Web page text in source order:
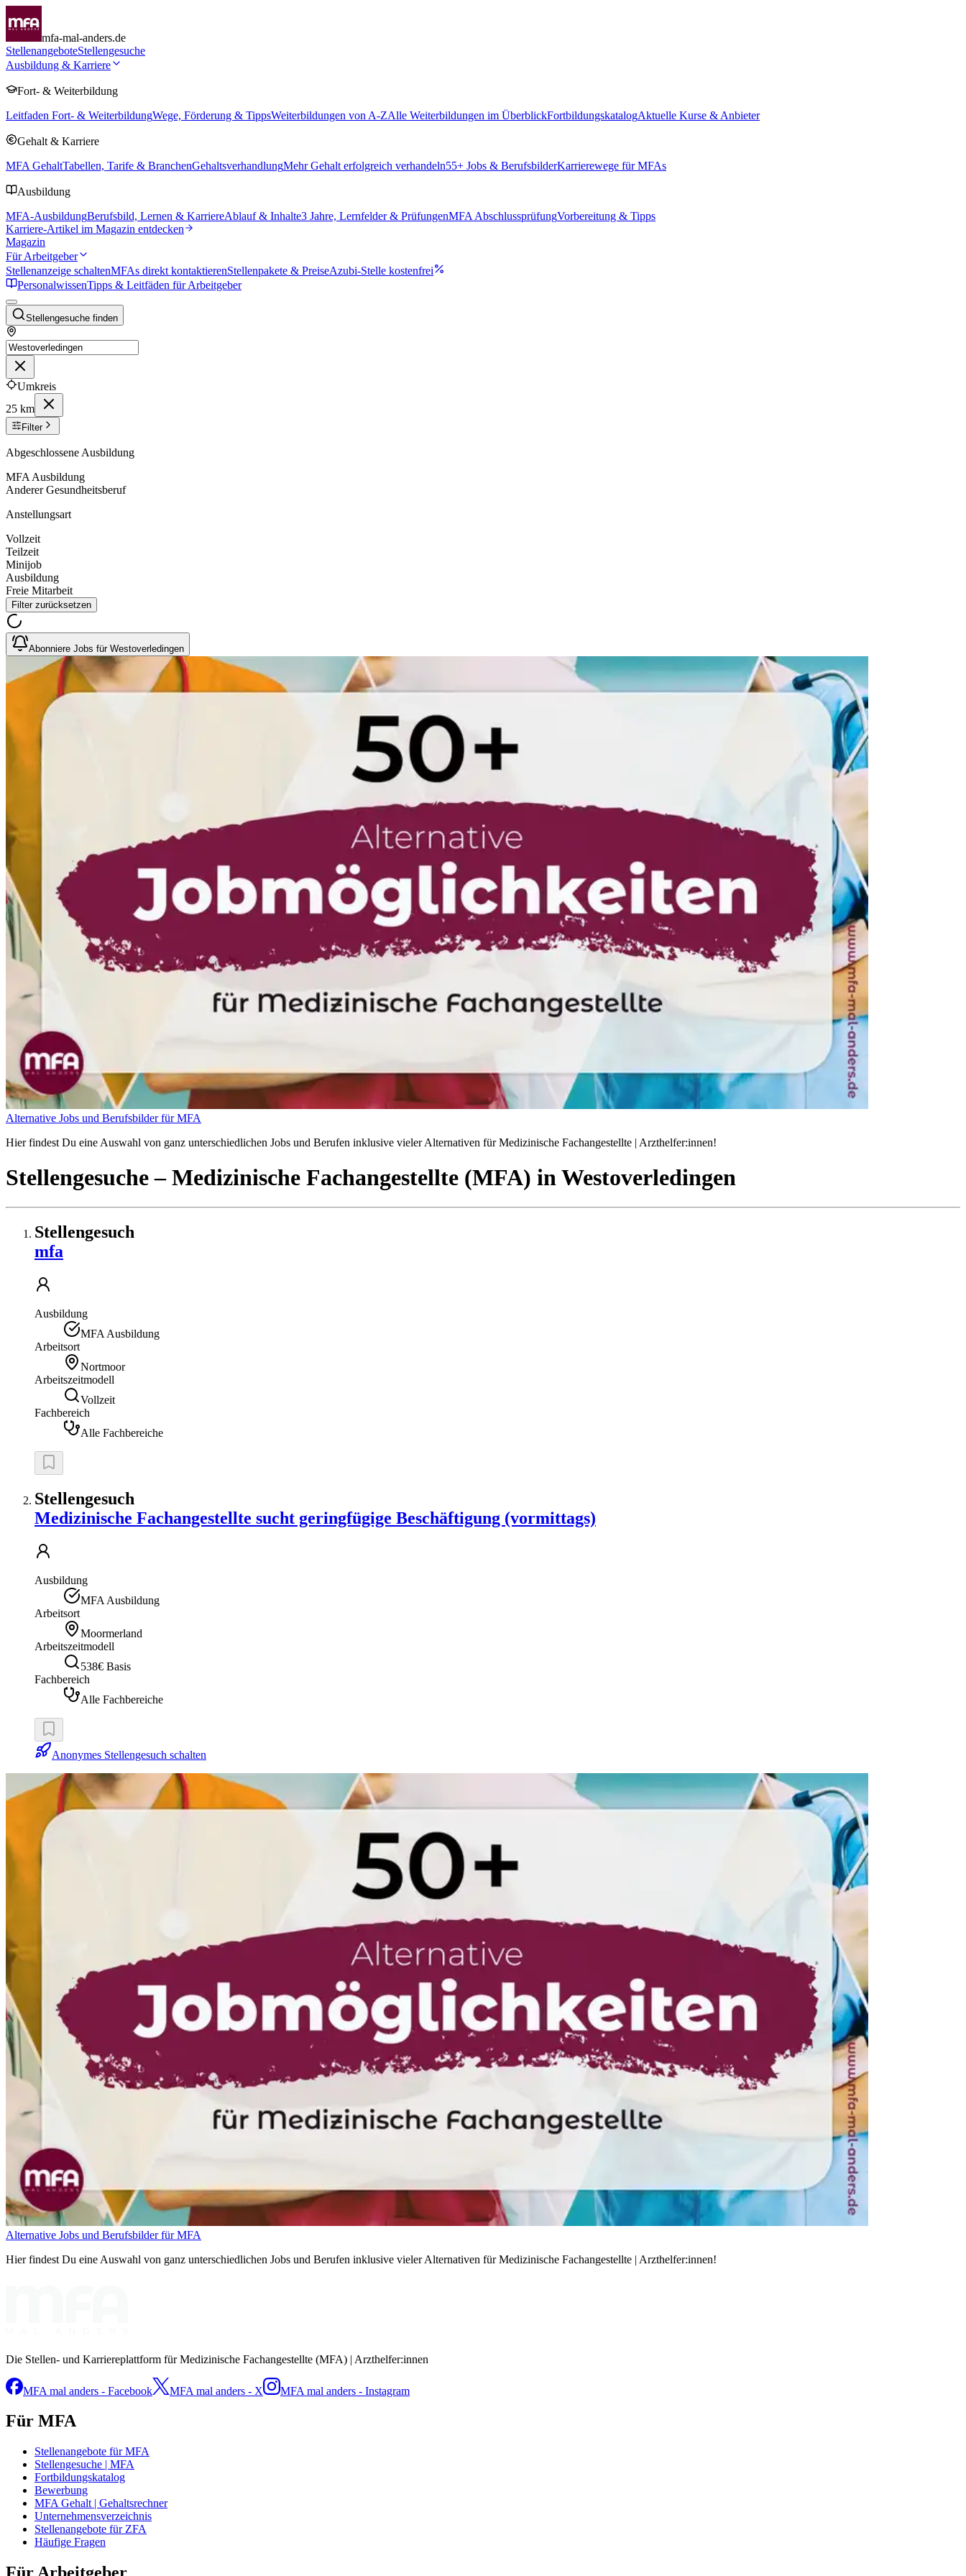
mfa-mal-anders.de
StellenangeboteStellengesuche
Ausbildung & Karriere
Fort- & Weiterbildung
Leitfaden Fort- & WeiterbildungWege, Förderung & TippsWeiterbildungen von A-ZAlle Weiterbildungen im ÜberblickFortbildungskatalogAktuelle Kurse & Anbieter
Gehalt & Karriere
MFA GehaltTabellen, Tarife & BranchenGehaltsverhandlungMehr Gehalt erfolgreich verhandeln55+ Jobs & BerufsbilderKarrierewege für MFAs
Ausbildung
MFA-AusbildungBerufsbild, Lernen & KarriereAblauf & Inhalte3 Jahre, Lernfelder & PrüfungenMFA AbschlussprüfungVorbereitung & Tipps
Karriere-Artikel im Magazin entdecken
Magazin
Für Arbeitgeber
Stellenanzeige schaltenMFAs direkt kontaktierenStellenpakete & PreiseAzubi-Stelle kostenfrei
PersonalwissenTipps & Leitfäden für Arbeitgeber
Stellengesuche finden
Umkreis
25 km
Filter
Abgeschlossene Ausbildung
MFA Ausbildung
Anderer Gesundheitsberuf
Anstellungsart
Vollzeit
Teilzeit
Minijob
Ausbildung
Freie Mitarbeit
Filter zurücksetzen
Abonniere Jobs für Westoverledingen
Alternative Jobs und Berufsbilder für MFA
Hier findest Du eine Auswahl von ganz unterschiedlichen Jobs und Berufen inklusive vieler Alternativen für Medizinische Fachangestellte | Arzthelfer:innen!
Stellengesuche– Medizinische Fachangestellte (MFA) inWestoverledingen
Stellengesuch
mfa
Ausbildung
MFA Ausbildung
Arbeitsort
Nortmoor
Arbeitszeitmodell
Vollzeit
Fachbereich
Alle Fachbereiche
Stellengesuch
Medizinische Fachangestellte sucht geringfügige Beschäftigung (vormittags)
Ausbildung
MFA Ausbildung
Arbeitsort
Moormerland
Arbeitszeitmodell
538€ Basis
Fachbereich
Alle Fachbereiche
Anonymes Stellengesuch schalten
Alternative Jobs und Berufsbilder für MFA
Hier findest Du eine Auswahl von ganz unterschiedlichen Jobs und Berufen inklusive vieler Alternativen für Medizinische Fachangestellte | Arzthelfer:innen!
Die Stellen- und Karriereplattform für Medizinische Fachangestellte (MFA) | Arzthelfer:innen
MFA mal anders - Facebook MFA mal anders - X MFA mal anders - Instagram
Für MFA
Stellenangebote für MFA
Stellengesuche | MFA
Fortbildungskatalog
Bewerbung
MFA Gehalt | Gehaltsrechner
Unternehmensverzeichnis
Stellenangebote für ZFA
Häufige Fragen